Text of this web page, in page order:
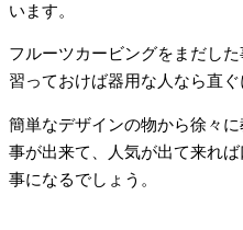
います。
フルーツカービングをまだし
習っておけば器用な人なら直ぐ
簡単なデザインの物から徐々
事が出来て、人気が出て来れ
事になるでしょう。